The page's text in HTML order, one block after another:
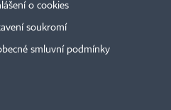
o cookies
soukromí
smluvní podmínky